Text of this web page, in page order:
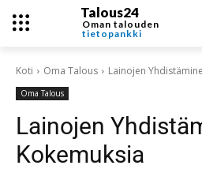
Talous24
Oman talouden
tietopankki
Koti Oma Talous Lainojen
Oma Talous
Lainojen
Kokemuksia